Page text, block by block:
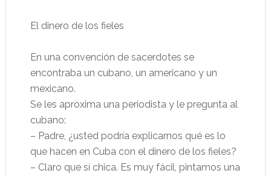
El dinero de los fieles
En una convención de sacerdotes se
encontraba un cubano, un americano y un
mexicano.
Se les aproxima una periodista y le pregunta al
cubano:
– Padre, ¿usted podría explicarnos qué es lo
que hacen en Cuba con el dinero de los fieles?
– Claro que sí chica. Es muy fácil, pintamos una